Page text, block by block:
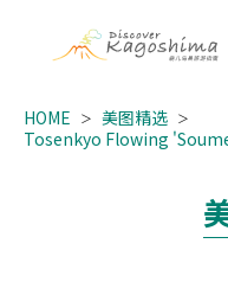
HOME
美图精选
Tosenkyo Flowing